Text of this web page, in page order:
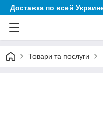
Доставка по всей
Товари та послуги